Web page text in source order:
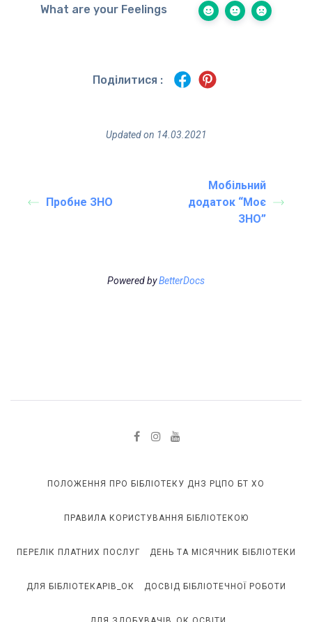
What are your Feelings
Поділитися :
Updated on 14.03.2021
Пробне ЗНО
Мобільний
додаток “Моє
ЗНО”
Powered byBetterDocs
ПОЛОЖЕННЯ ПРО БІБЛІОТЕКУ ДНЗ РЦПО БТ ХО
ПРАВИЛА КОРИСТУВАННЯ БІБЛІОТЕКОЮ
ПЕРЕЛІК ПЛАТНИХ ПОСЛУГ ДЕНЬ ТА МІСЯЧНИК БІБЛІОТЕКИ
ДЛЯ БІБЛІОТЕКАРІВ_ОК ДОСВІД БІБЛІОТЕЧНОЇ РОБОТИ